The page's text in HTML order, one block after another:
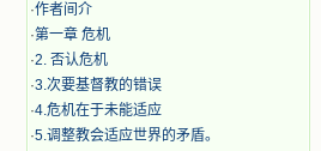
·作者间介
·第一章 危机
·2. 否认危机
·3.次要基督教的错误
·4.危机在于未能适应
·5.调整教会适应世界的矛盾。